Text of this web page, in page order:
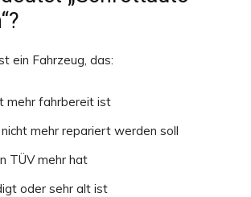
ein Fahrzeug, das:
mehr fahrbereit ist
mehr repariert werden soll
TÜV mehr hat
oder sehr alt ist